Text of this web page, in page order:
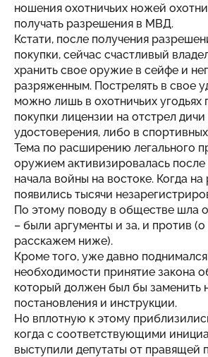
ношения охотничьих ножей
получать разрешения в МВД.
Кстати, после получения
покупки, сейчас счастливый
хранить свое оружие в сейфе и
разряженным. Пострелять в свое
можно лишь в охотничьих угодьях
покупки лицензии на отстрел дичи
удостоверения, либо в
Тема по расширению легального
оружием активизировалась
начала войны на востоке. Когда
появились тысячи
По этому поводу в обществе шла
– были аргументы и за, и против
расскажем ниже).
Кроме того, уже давно
необходимости принятие закона
который должен был бы заменить
постановления и инструкции.
Но вплотную к этому
когда с соответствующими
выступили депутаты от правящей